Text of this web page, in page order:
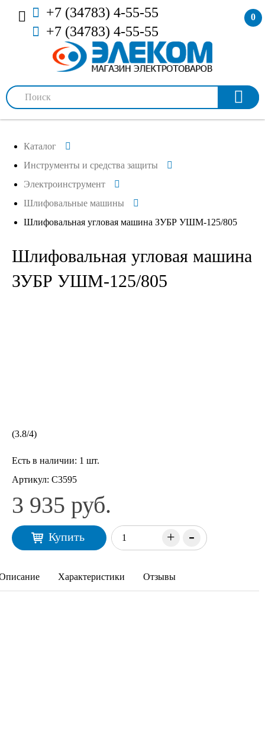
+7 (34783) 4-55-55
+7 (34783) 4-55-55
0
Каталог
Инструменты и средства защиты
Электроинструмент
Шлифовальные машины
Шлифовальная угловая машина ЗУБР УШМ-125/805
Шлифовальная угловая машина
ЗУБР УШМ-125/805
(3.8/4)
Есть в наличии: 1 шт.
Артикул: С3595
3 935 руб.
+ -
Купить
Характеристики Отзывы